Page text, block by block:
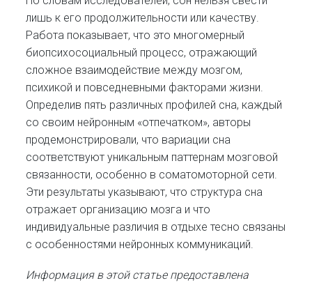
лишь к его продолжительности или качеству.
Работа показывает, что это многомерный
биопсихосоциальный процесс, отражающий
сложное взаимодействие между мозгом,
психикой и повседневными факторами жизни.
Определив пять различных профилей сна, каждый
со своим нейронным «отпечатком», авторы
продемонстрировали, что вариации сна
соответствуют уникальным паттернам мозговой
связанности, особенно в соматомоторной сети.
Эти результаты указывают, что структура сна
отражает организацию мозга и что
индивидуальные различия в отдыхе тесно связаны
с особенностями нейронных коммуникаций.
Информация в этой статье предоставлена